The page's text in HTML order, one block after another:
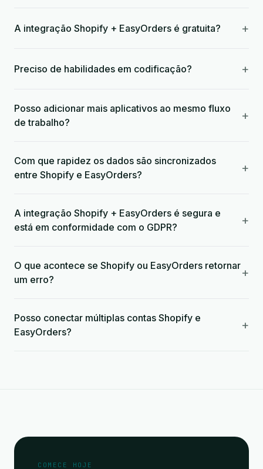
A integração Shopify + EasyOrders é gratuita? +
Preciso de habilidades em codificação? +
Posso adicionar mais aplicativos ao mesmo fluxo
de trabalho?
+
Com que rapidez os dados são sincronizados
entre Shopify e EasyOrders?
+
A integração Shopify + EasyOrders é segura e
está em conformidade com o GDPR?
+
O que acontece se Shopify ou EasyOrders retornar
um erro?
+
Posso conectar múltiplas contas Shopify e
EasyOrders?
+
COMECE HOJE